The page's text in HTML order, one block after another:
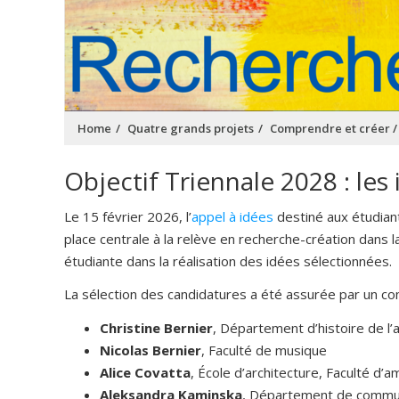
Home Quatre grands projets Comprendre et créer
Objectif Triennale 2028 :
Le 15 février 2026, l’appel à idées destiné aux
place centrale à la relève en recherche-création
étudiante dans la réalisation des idées sélectionnées.
La sélection des candidatures a été assurée par un
Christine Bernier, Département d’histoire de
Nicolas Bernier, Faculté de musique
Alice Covatta, École d’architecture, Faculté
Aleksandra Kaminska, Département de